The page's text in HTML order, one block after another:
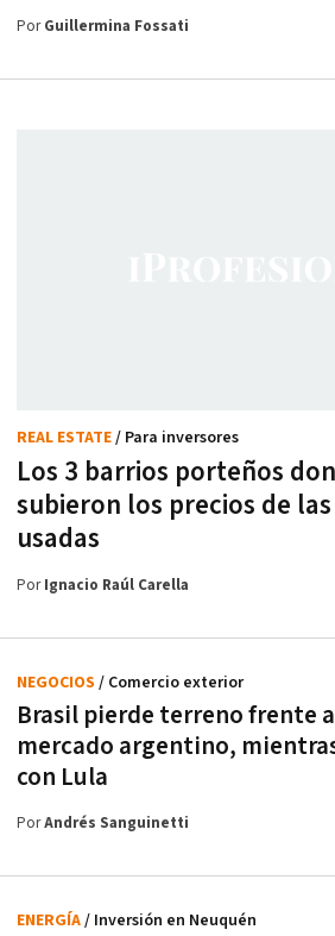
PorGuillermina Fossati
Los 3 barrios porteños
subieron los precios de
usadas
REAL ESTATE/ Para inversores
PorIgnacio Raúl Carella
Brasil pierde terreno frente
mercado argentino,
con Lula
NEGOCIOS / Comercio exterior
PorAndrés Sanguinetti
ENERGÍA/ Inversión en Neuquén